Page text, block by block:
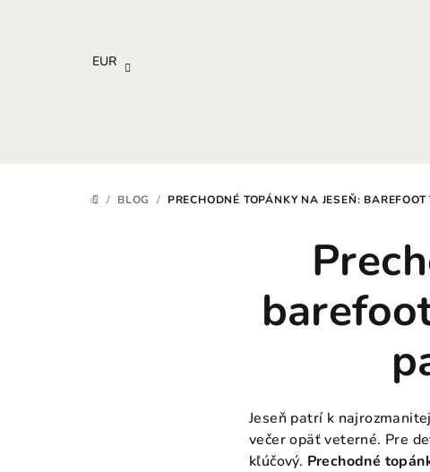
EUR
DOMOV
/ BLOG / PRECHODNÉ TOPÁNKY NA JESEŇ:
Jeseň patrí k
večer opäť veterné. Pre
kľúčový. Prechodné